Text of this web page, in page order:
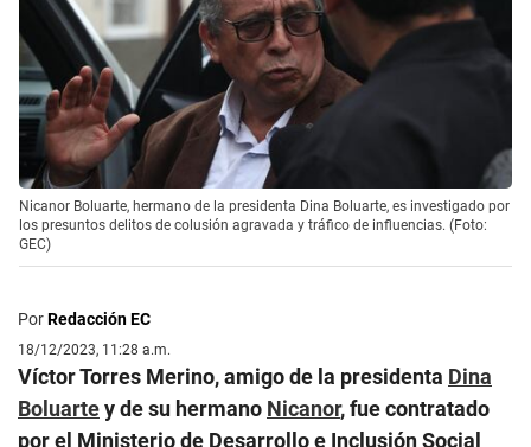
Nicanor Boluarte, hermano de la presidenta Dina Boluarte, es investigado por
los presuntos delitos de colusión agravada y tráfico de influencias. (Foto:
GEC)
PorRedacción EC
18/12/2023, 11:28 a.m.
Víctor Torres Merino, amigo de la presidenta Dina
Boluartey de su hermano Nicanor, fue contratado
por el Ministerio de Desarrollo e Inclusión Social